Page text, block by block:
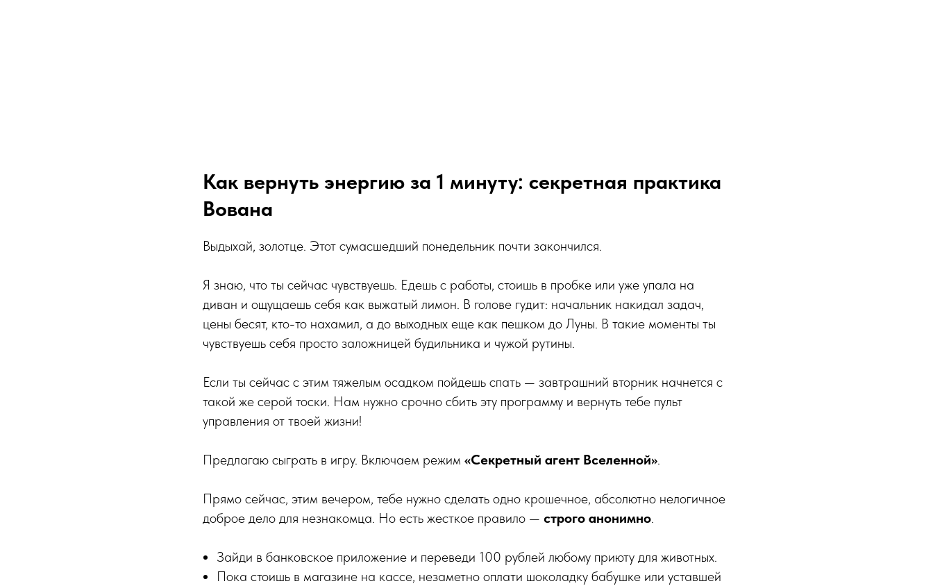
Как вернуть энергию за 1 минуту: секретная практика
Вована
Выдыхай, золотце. Этот сумасшедший понедельник почти закончился.
Я знаю, что ты сейчас чувствуешь. Едешь с работы, стоишь в пробке или уже упала на
диван и ощущаешь себя как выжатый лимон. В голове гудит: начальник накидал задач,
цены бесят, кто-то нахамил, а до выходных еще как пешком до Луны. В такие моменты ты
чувствуешь себя просто заложницей будильника и чужой рутины.
Если ты сейчас с этим тяжелым осадком пойдешь спать — завтрашний вторник начнется с
такой же серой тоски. Нам нужно срочно сбить эту программу и вернуть тебе пульт
управления от твоей жизни!
Предлагаю сыграть в игру. Включаем режим «Секретный агент Вселенной».
Прямо сейчас, этим вечером, тебе нужно сделать одно крошечное, абсолютно нелогичное
доброе дело для незнакомца. Но есть жесткое правило — строго анонимно.
Зайди в банковское приложение и переведи 100 рублей любому приюту для животных.
Пока стоишь в магазине на кассе, незаметно оплати шоколадку бабушке или уставшей